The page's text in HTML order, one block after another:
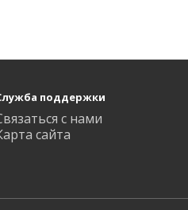
поддержки
с нами
сайта